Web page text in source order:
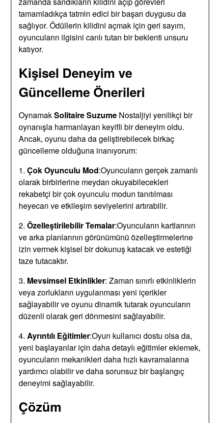
tamamladıkça tatmin edici bir başarı duygusu da
sağlıyor. Ödüllerin kilidini açmak için geri sayım,
oyuncuların ilgisini canlı tutan bir beklenti unsuru
katıyor.
Kişisel Deneyim ve
Güncelleme Önerileri
OynamakSolitaire Suzume Nostaljiyi yenilikçi bir
oynanışla harmanlayan keyifli bir deneyim oldu.
Ancak, oyunu daha da geliştirebilecek birkaç
güncelleme olduğuna inanıyorum:
1.Çok Oyunculu Mod:Oyuncuların gerçek zamanlı
olarak birbirlerine meydan okuyabilecekleri
rekabetçi bir çok oyunculu modun tanıtılması
heyecan ve etkileşim seviyelerini artırabilir.
2.Özelleştirilebilir Temalar:Oyuncuların kartlarının
ve arka planlarının görünümünü özelleştirmelerine
izin vermek kişisel bir dokunuş katacak ve estetiği
taze tutacaktır.
3. Mevsimsel Etkinlikler: Zaman sınırlı etkinliklerin
veya zorlukların uygulanması yeni içerikler
sağlayabilir ve oyunu dinamik tutarak oyuncuların
düzenli olarak geri dönmesini sağlayabilir.
4.Ayrıntılı Eğitimler:Oyun kullanıcı dostu olsa da,
yeni başlayanlar için daha detaylı eğitimler eklemek,
oyuncuların mekanikleri daha hızlı kavramalarına
yardımcı olabilir ve daha sorunsuz bir başlangıç
deneyimi sağlayabilir.
Çözüm